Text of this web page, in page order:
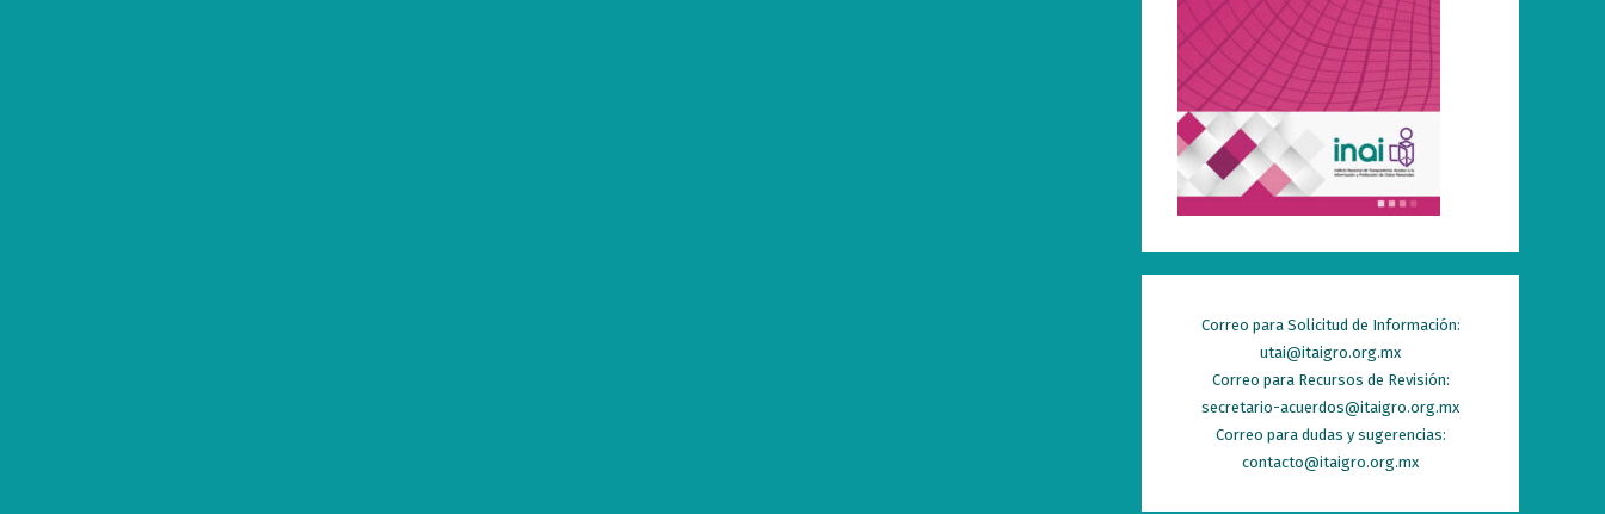
Correo para Solicitud de Información:
utai@itaigro.org.mx
Correo para Recursos de Revisión:
secretario-acuerdos@itaigro.org.mx
Correo para dudas y sugerencias:
contacto@itaigro.org.mx